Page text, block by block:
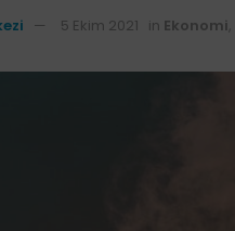
5 Ekim 2021 in Ekonomi